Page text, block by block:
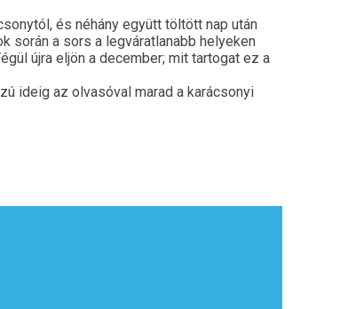
és néhány együtt töltött nap után
során a sors a legváratlanabb helyeken
újra eljön a december; mit tartogat ez a
ideig az olvasóval marad a karácsonyi